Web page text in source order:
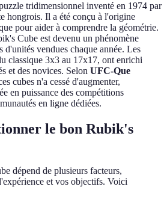
tridimensionnel inventé en 1974 par
hongrois. Il a été conçu à l'origine
pour aider à comprendre la géométrie.
Cube est devenu un phénomène
vendues chaque année. Les
classique 3x3 au 17x17, ont enrichi
et des novices. Selon UFC-Que
cubes n'a cessé d'augmenter,
en puissance des compétitions
en ligne dédiées.
le bon Rubik's
dépend de plusieurs facteurs,
et vos objectifs. Voici